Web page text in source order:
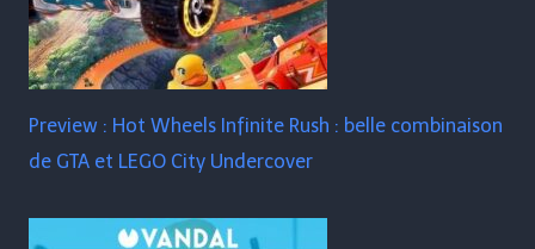
Preview : Hot Wheels Infinite Rush : belle combinaison
de GTA et LEGO City Undercover